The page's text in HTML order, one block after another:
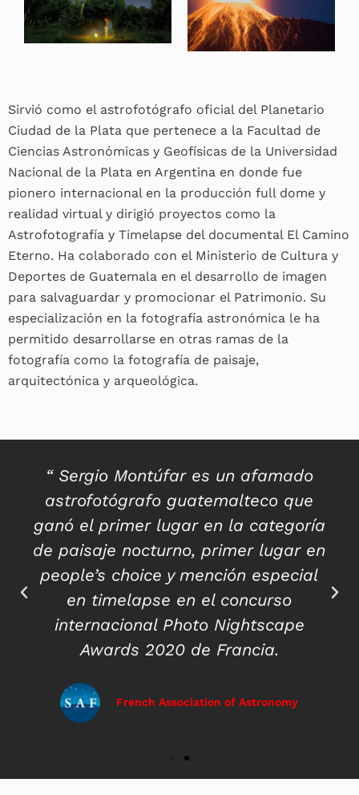
Sirvió como el astrofotógrafo oficial del Planetario
Ciudad de la Plata que pertenece a la Facultad de
Ciencias Astronómicas y Geofísicas de la Universidad
Nacional de la Plata en Argentina en donde fue
pionero internacional en la producción full dome y
realidad virtual y dirigió proyectos como la
Astrofotografía y Timelapse del documental El Camino
Eterno. Ha colaborado con el Ministerio de Cultura y
Deportes de Guatemala en el desarrollo de imagen
para salvaguardar y promocionar el Patrimonio. Su
especialización en la fotografía astronómica le ha
permitido desarrollarse en otras ramas de la
fotografía como la fotografía de paisaje,
arquitectónica y arqueológica.
“ Sergio Montúfar es un afamado
astrofotógrafo guatemalteco que
ganó el primer lugar en la categoría
de paisaje nocturno, primer lugar en
people’s choice y mención especial
en timelapse en el concurso
internacional Photo Nightscape
Awards 2020 de Francia.
French Association of Astronomy